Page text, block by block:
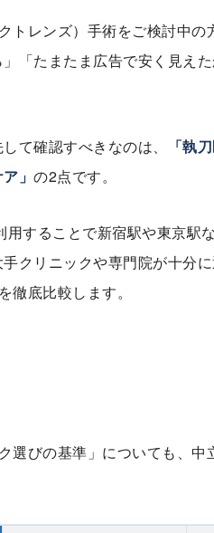
レンズ）手術をご検討中の
「たまたま広告で安く見え
て確認すべきなのは、
「執
ア」の2点です。
することで新宿駅や東京駅
クリニックや専門院が十分に
底比較します。
選びの基準」についても、